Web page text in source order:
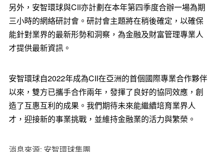
另外，安智環球與CII亦計劃在本年第四季度合辦一場為期
三小時的網絡研討會。研討會主題將在稍後確定，以確保
能針對業界的最新形勢和洞察，為金融及財富管理專業人
才提供最新資訊。
安智環球自2022年成為CII在亞洲的首個國際專業合作夥伴
以來，雙方已攜手合作兩年，發揮了良好的協同效應，創
造了互惠互利的成果。我們期待未來能繼續培育業界人
才，迎接新的事業挑戰，並維持金融業的活力與繁榮。
消息來源: 安智環球集團